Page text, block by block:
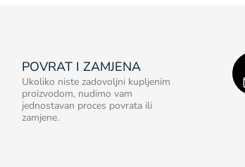
POVRAT I ZAMJENA
Ukoliko niste zadovoljni kupljenim
proizvodom, nudimo vam
jednostavan proces povrata ili
zamjene.